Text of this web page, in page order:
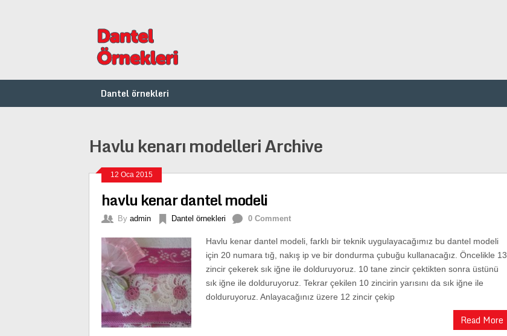
Dantel örnekleri
Havlu kenarı modelleri Archive
12 Oca 2015
havlu kenar dantel modeli
By admin Dantel örnekleri 0 Comment
Havlu kenar dantel modeli, farklı bir teknik uygulayacağımız bu dantel modeli
için 20 numara tığ, nakış ip ve bir dondurma çubuğu kullanacağız. Öncelikle 13
zincir çekerek sık iğne ile dolduruyoruz. 10 tane zincir çektikten sonra üstünü
sık iğne ile dolduruyoruz. Tekrar çekilen 10 zincirin yarısını da sık iğne ile
dolduruyoruz. Anlayacağınız üzere 12 zincir çekip
Read More